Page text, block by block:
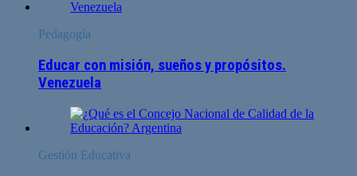
Pedagogía
Educar con misión, sueños y propósitos.
Venezuela
Gestión Educativa